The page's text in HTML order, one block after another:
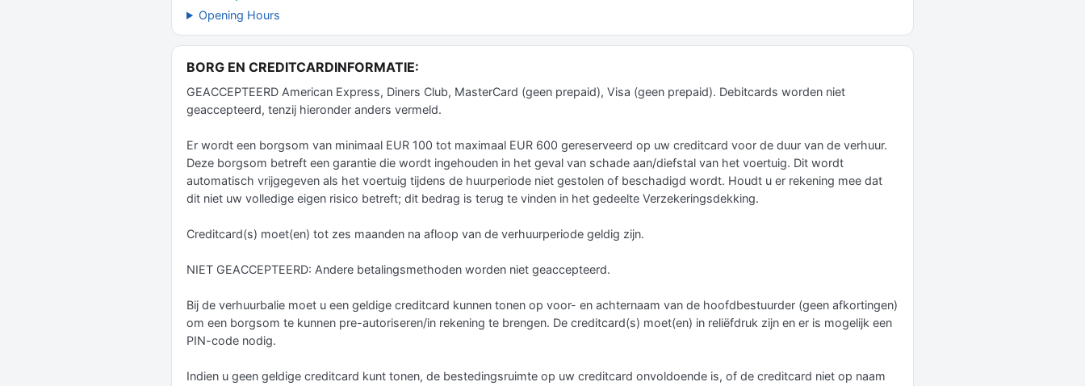
Opening Hours
BORG EN CREDITCARDINFORMATIE:
GEACCEPTEERD American Express, Diners Club, MasterCard (geen prepaid), Visa (geen prepaid). Debitcards worden niet
geaccepteerd, tenzij hieronder anders vermeld.
Er wordt een borgsom van minimaal EUR 100 tot maximaal EUR 600 gereserveerd op uw creditcard voor de duur van de verhuur.
Deze borgsom betreft een garantie die wordt ingehouden in het geval van schade aan/diefstal van het voertuig. Dit wordt
automatisch vrijgegeven als het voertuig tijdens de huurperiode niet gestolen of beschadigd wordt. Houdt u er rekening mee dat
dit niet uw volledige eigen risico betreft; dit bedrag is terug te vinden in het gedeelte Verzekeringsdekking.
Creditcard(s) moet(en) tot zes maanden na afloop van de verhuurperiode geldig zijn.
NIET GEACCEPTEERD: Andere betalingsmethoden worden niet geaccepteerd.
Bij de verhuurbalie moet u een geldige creditcard kunnen tonen op voor- en achternaam van de hoofdbestuurder (geen afkortingen)
om een borgsom te kunnen pre-autoriseren/in rekening te brengen. De creditcard(s) moet(en) in reliëfdruk zijn en er is mogelijk een
PIN-code nodig.
Indien u geen geldige creditcard kunt tonen, de bestedingsruimte op uw creditcard onvoldoende is, of de creditcard niet op naam